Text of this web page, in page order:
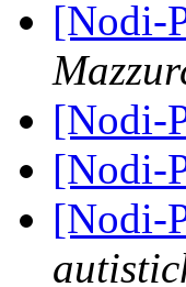
[Nodi-
[Nodi-
[Nodi-
[Nodi-